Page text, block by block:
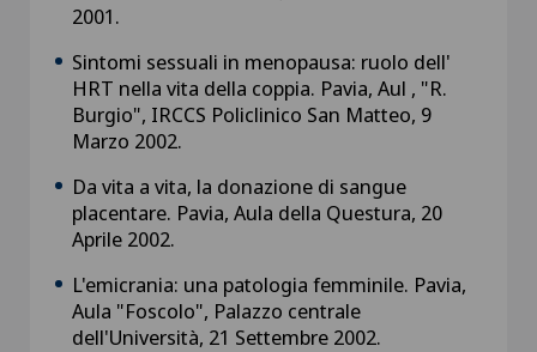
2001.
Sintomi sessuali in menopausa: ruolo dell'
HRT nella vita della coppia. Pavia, Aul , "R.
Burgio", IRCCS Policlinico San Matteo, 9
Marzo 2002.
Da vita a vita, la donazione di sangue
placentare. Pavia, Aula della Questura, 20
Aprile 2002.
L'emicrania: una patologia femminile. Pavia,
Aula "Foscolo", Palazzo centrale
dell'Università, 21 Settembre 2002.